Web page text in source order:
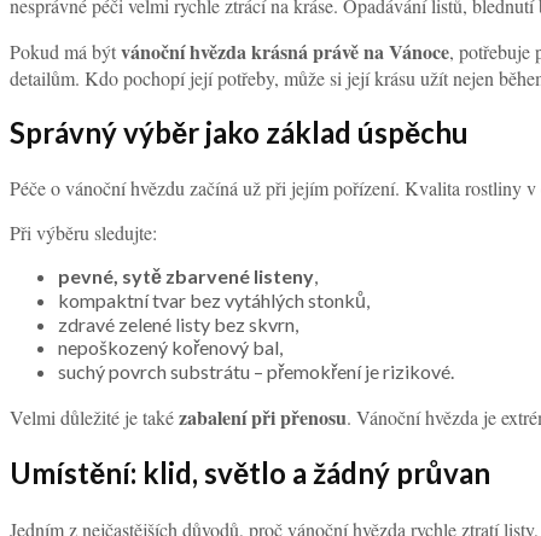
nesprávné péči velmi rychle ztrácí na kráse. Opadávání listů,
Pokud má býtvánoční hvězda krásná právě na Vánoce, potřebuje
detailům. Kdo pochopí její potřeby, může si její krásu užít nejen
Správný výběr jako základ úspěchu
Péče o vánoční hvězdu začíná už při jejím pořízení. Kvalita rostliny
Při výběru sledujte:
pevné, sytě zbarvené listeny
kompaktní tvar bez vytáhlých stonků,
zdravé zelené listy bez skvrn,
nepoškozený kořenový bal,
suchý povrch substrátu – přemokření je rizikové.
Velmi důležité je takézabalení při přenosu. Vánoční hvězda je
Umístění: klid, světlo a žádný průvan
Jedním z nejčastějších důvodů, proč vánoční hvězda rychle ztratí